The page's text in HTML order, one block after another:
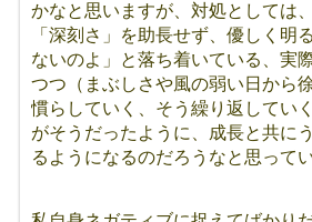
かなと思いますが、対処としては
「深刻さ」を助長せず、優しく明
ないのよ」と落ち着いている、実
つつ（まぶしさや風の弱い日から
慣らしていく、そう繰り返してい
がそうだったように、成長と共に
るようになるのだろうなと思ってい